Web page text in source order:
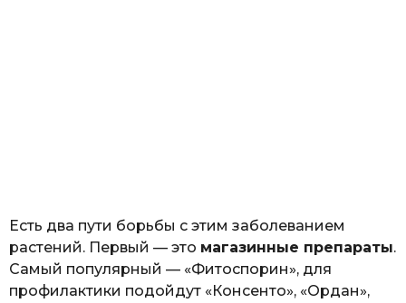
Есть два пути борьбы с этим заболеванием
растений. Первый — это магазинные препараты.
Самый популярный — «Фитоспорин», для
профилактики подойдут «Консенто», «Ордан»,